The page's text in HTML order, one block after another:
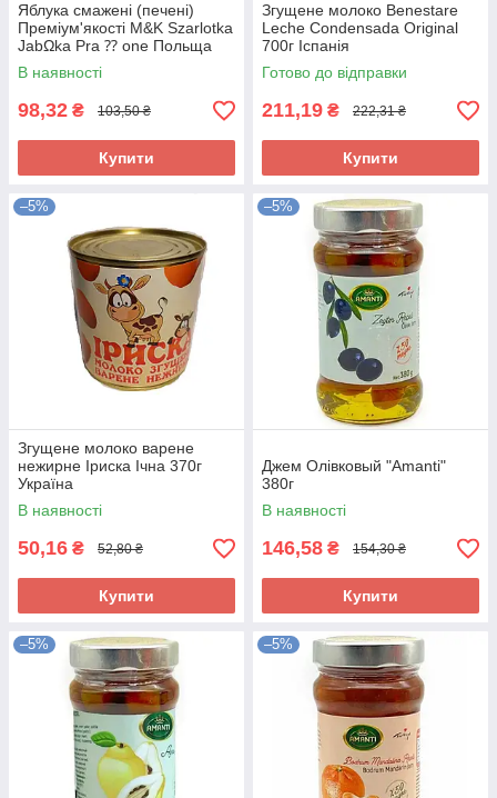
Яблука смажені (печені)
Преміум'якості M&K Szarlotka
JabΩka Pra ⁇ one Польща
650г
В наявності
98,32 ₴ 103,50 ₴
Купити
Згущене молоко Benestare
Leche Condensada Original
700г Іспанія
Готово до відправки
211,19 ₴ 222,31 ₴
Купити
–5%
Згущене молоко варене
нежирне Іриска Ічна 370г
Україна
В наявності
50,16 ₴ 52,80 ₴
Купити
–5%
Джем Олівковый "Amanti"
380г
В наявності
146,58 ₴ 154,30 ₴
Купити
–5% –5%